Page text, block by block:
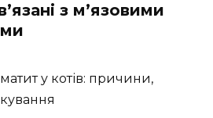
з м’язовими
у котів: причини,